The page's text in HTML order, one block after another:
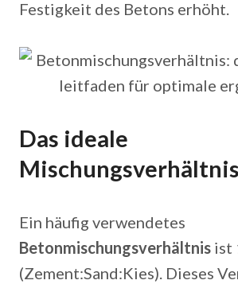
Festigkeit des Betons erhöht.
Das ideale
Mischungsverhältnis
Ein häufig verwendetes
Betonmischungsverhältnis ist
(Zement:Sand:Kies). Dieses